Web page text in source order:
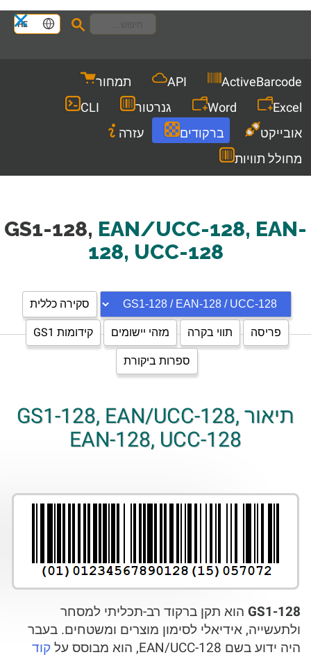
HE
ActiveBarcode
API
תמחור
Excel
Word גנרטור
CLI
אובייקט
ברקודים
עזרה
מחולל תוויות
GS1-128, EAN/UCC-128, EAN-
128, UCC-128
סקירה כללית
פריסה תווי בקרה מזהי יישומים קידומות GS1
ספרות ביקורת
תיאור GS1-128, EAN/UCC-128,
EAN-128, UCC-128
GS1-128 הוא תקן ברקוד רב-תכליתי למסחר
ולתעשייה, אידיאלי לסימון מוצרים ומשטחים. בעבר
היה ידוע בשם EAN/UCC-128, הוא מבוסס על
קוד